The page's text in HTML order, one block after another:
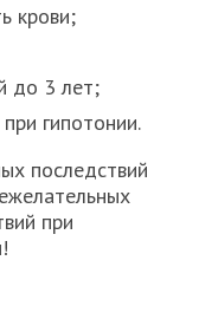
крови;
до 3 лет;
гипотонии.
последствий
при